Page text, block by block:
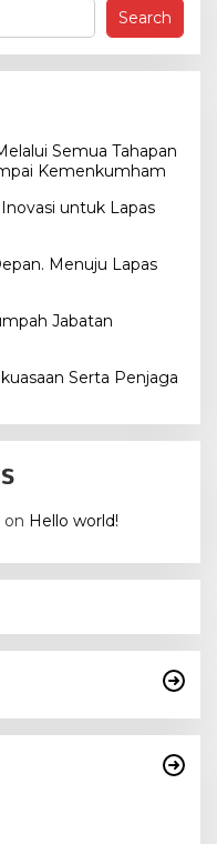
Search
Semua Tahapan
Kemenkumham
untuk Lapas
Menuju Lapas
Jabatan
Serta Penjaga
on Hello world!